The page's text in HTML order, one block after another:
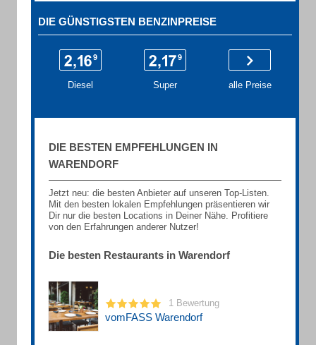
DIE GÜNSTIGSTEN BENZINPREISE
Diesel Super alle Preise
DIE BESTEN EMPFEHLUNGEN IN
WARENDORF
Jetzt neu: die besten Anbieter auf unseren Top-Listen.
Mit den besten lokalen Empfehlungen präsentieren wir
Dir nur die besten Locations in Deiner Nähe. Profitiere
von den Erfahrungen anderer Nutzer!
Die besten Restaurants in Warendorf
1 Bewertung
vomFASS Warendorf